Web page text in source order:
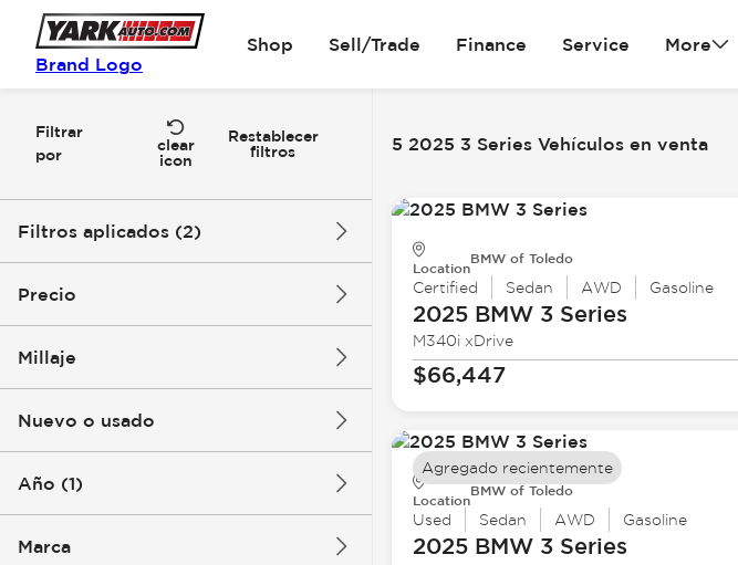
Brand Logo
Shop Sell/Trade Finance Service More
Filtrar
por
clear
icon
Restablecer
filtros
Filtros aplicados (2)
2025
Precio
Millaje
Nuevo o usado
Año (1)
Marca
5 2025 3 Series Vehículos en venta
Location
BMW of Toledo
Certified Sedan AWD Gasoline
2025 BMW3 Series
M340i xDrive
$66,447
Location
BMW of Toledo
Used Sedan AWD Gasoline
2025 BMW3 Series
Agregado recientemente